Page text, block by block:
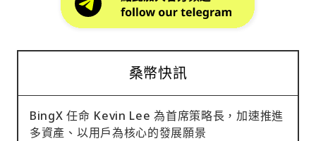
桑幣快訊
BingX 任命 Kevin Lee 為首席策略長，加速推進
多資產、以用戶為核心的發展願景